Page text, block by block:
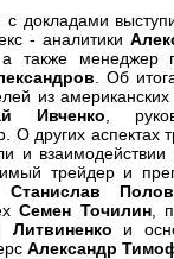
докладами
- аналитики
а также менеджер
. Об
из
Ивченко ,
О других аспектах
и
трейдер и
Станислав
Семен Точилин,
Литвиненко и
Александр